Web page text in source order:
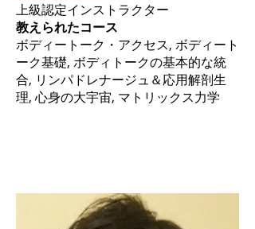
上級認定インストラクター
教えられたコース
ボディートーク・アクセス, ボディート
ーク基礎, ボディトークの基本的な統
合, リンパドレナージュ＆応用解剖生
理, 心身の大宇宙, マトリックス力学